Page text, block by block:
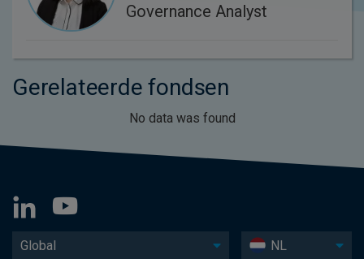
Governance Analyst
Gerelateerde fondsen
No data was found
Global NL